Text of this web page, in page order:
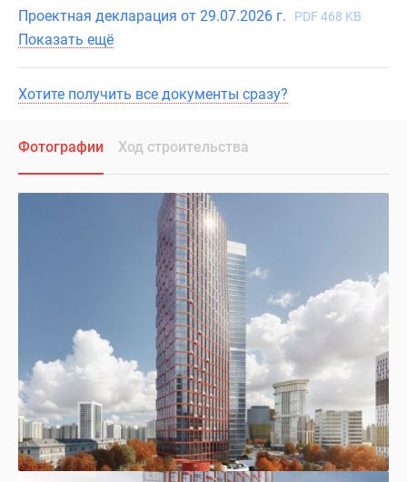
Проектная декларация от 29.07.2026 г. PDF 468 KB
Показать ещё
Хотите получить все документы сразу?
Фотографии Ход строительства